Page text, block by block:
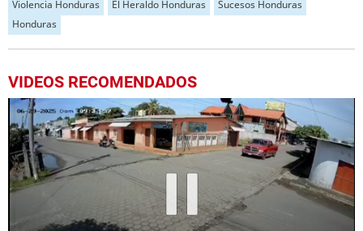
Violencia Honduras El Heraldo Honduras
Sucesos Honduras
Honduras
VIDEOS RECOMENDADOS